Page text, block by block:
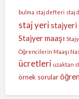
bulma staj defteri staj
staj yeri stajyeri
Stajyer maaşı
Öğrencilerin Maaşı
ücretleri uzaktan
örnek sorular